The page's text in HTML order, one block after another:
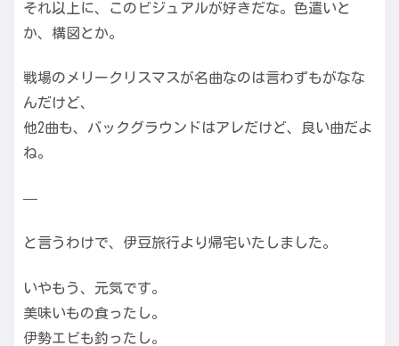
それ以上に、このビジュアルが好きだな。色遣いと
か、構図とか。
戦場のメリークリスマスが名曲なのは言わずもがなな
んだけど、
他2曲も、バックグラウンドはアレだけど、良い曲だよ
ね。
—
と言うわけで、伊豆旅行より帰宅いたしました。
いやもう、元気です。
美味いもの食ったし。
伊勢エビも釣ったし。